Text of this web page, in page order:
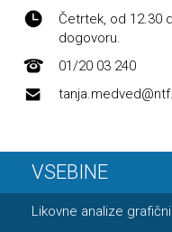
Četrtek, od 12.30
dogovoru.
01/20 03 240
VSEBINE
Likovne analize